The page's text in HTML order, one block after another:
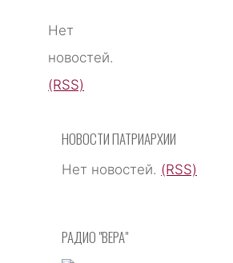
Нет
новостей.
(RSS)
НОВОСТИ ПАТРИАРХИИ
Нет новостей. (RSS)
РАДИО "ВЕРА"